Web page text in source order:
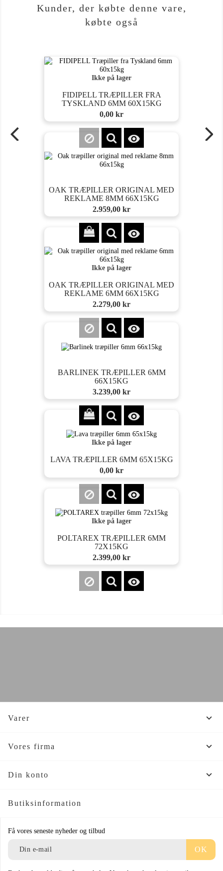
Kunder, der købte denne vare,
købte også
Ikke på lager
FIDIPELL TRÆPILLER FRA
TYSKLAND 6MM 60X15KG
Pris
0,00 kr

OAK TRÆPILLER ORIGINAL MED
REKLAME 8MM 66X15KG
Pris
2.959,00 kr

Ikke på lager
OAK TRÆPILLER ORIGINAL MED
REKLAME 6MM 66X15KG
Pris
2.279,00 kr

BARLINEK TRÆPILLER 6MM
66X15KG
Pris
3.239,00 kr

Ikke på lager
LAVA TRÆPILLER 6MM 65X15KG
Pris
0,00 kr

Ikke på lager
POLTAREX TRÆPILLER 6MM
72X15KG
Pris
2.399,00 kr

Varer 
Vores firma 
Din konto 
Butiksinformation
Få vores seneste nyheder og tilbud